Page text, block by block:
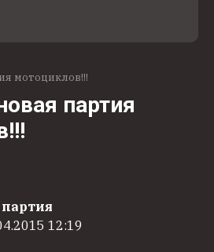
мотоциклов!!!
партия
12:19